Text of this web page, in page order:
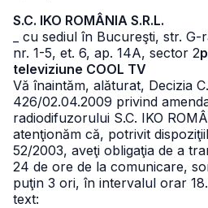
S.C. IKO ROMÂNIA S.R.L.
_ cu sediul în Bucureşti, str.
nr. 1-5, et. 6, ap. 14A, sector 2
televiziune COOL TV
Vă înaintăm, alăturat, Decizia
426/02.04.2009 privind
radiodifuzorului S.C. IKO
atenţionăm că, potrivit
52/2003, aveţi obligaţia de a
24 de ore de la comunicare,
puţin 3 ori, în intervalul orar
text: